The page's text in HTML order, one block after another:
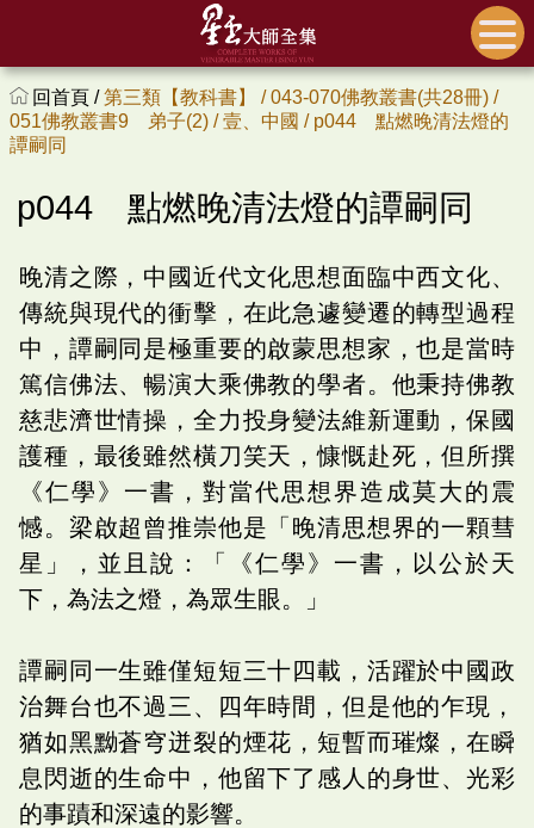
回首頁 /第三類【教科書】 /043-070佛教叢書(共28冊) /
051佛教叢書9 弟子(2) /壹、中國 / p044 點燃晚清法燈的
譚嗣同
p044 點燃晚清法燈的譚嗣同
晚清之際，中國近代文化思想面臨中西文化、
傳統與現代的衝擊，在此急遽變遷的轉型過程
中，譚嗣同是極重要的啟蒙思想家，也是當時
篤信佛法、暢演大乘佛教的學者。他秉持佛教
慈悲濟世情操，全力投身變法維新運動，保國
護種，最後雖然橫刀笑天，慷慨赴死，但所撰
《仁學》一書，對當代思想界造成莫大的震
憾。梁啟超曾推崇他是「晚清思想界的一顆彗
星」，並且說：「《仁學》一書，以公於天
下，為法之燈，為眾生眼。」
譚嗣同一生雖僅短短三十四載，活躍於中國政
治舞台也不過三、四年時間，但是他的乍現，
猶如黑黝蒼穹迸裂的煙花，短暫而璀燦，在瞬
息閃逝的生命中，他留下了感人的身世、光彩
的事蹟和深遠的影響。